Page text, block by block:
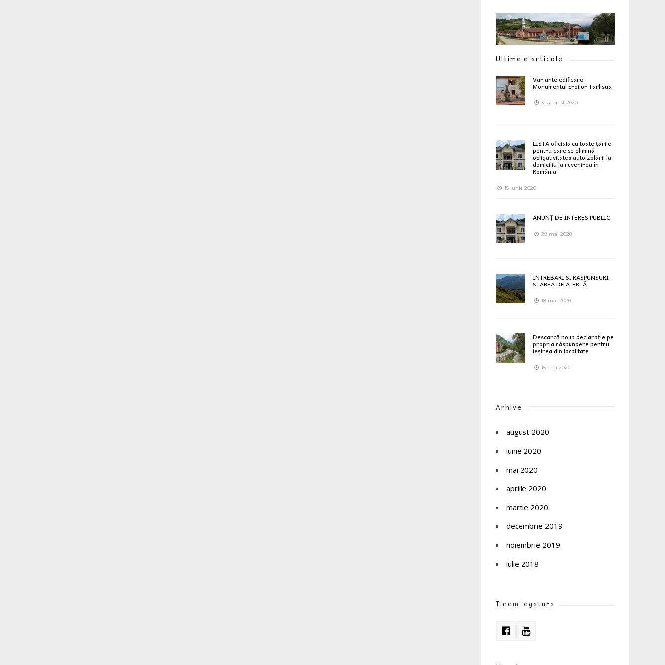
Ultimele articole
Variante edificare
Monumentul Eroilor Tarlisua
31 august 2020
LISTA oficială cu toate țările
pentru care se elimină
obligativitatea autoizolării la
domiciliu la revenirea în
România:
15 iunie 2020
ANUNȚ DE INTERES PUBLIC
29 mai 2020
INTREBARI SI RASPUNSURI –
STAREA DE ALERTĂ
18 mai 2020
Descarcă noua declarație pe
propria răspundere pentru
ieșirea din localitate
15 mai 2020
Arhive
august 2020
iunie 2020
mai 2020
aprilie 2020
martie 2020
decembrie 2019
noiembrie 2019
iulie 2018
Tinem legatura